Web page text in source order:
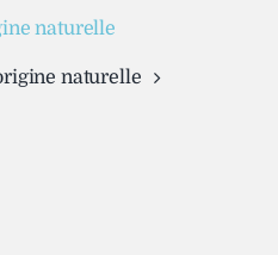
naturelle
naturelle